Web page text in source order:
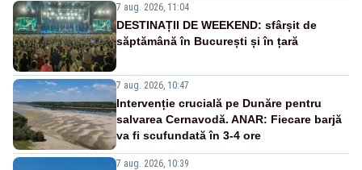
7 aug. 2026, 11:04
DESTINAȚII DE WEEKEND: sfârșit de
săptămână în București și în țară
7 aug. 2026, 10:47
Intervenție crucială pe Dunăre pentru
salvarea Cernavodă. ANAR: Fiecare barjă
va fi scufundată în 3-4 ore
7 aug. 2026, 10:39